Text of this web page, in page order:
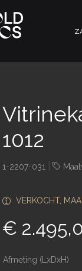
1012
1-2207-031
VERKOCHT,
€
Afmeting (LxDxH)